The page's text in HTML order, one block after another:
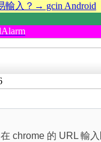
輸入？→ gcin Android
chrome 的 URL 輸